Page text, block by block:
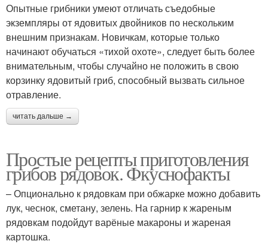
Опытные грибники умеют отличать съедобные
экземпляры от ядовитых двойников по нескольким
внешним признакам. Новичкам, которые только
начинают обучаться «тихой охоте», следует быть более
внимательным, чтобы случайно не положить в свою
корзинку ядовитый гриб, способный вызвать сильное
отравление.
читать дальше →
Простые рецепты приготовления
грибов рядовок. Фкуснофакты
– Опционально к рядовкам при обжарке можно добавить
лук, чеснок, сметану, зелень. На гарнир к жареным
рядовкам подойдут варёные макароны и жареная
картошка.